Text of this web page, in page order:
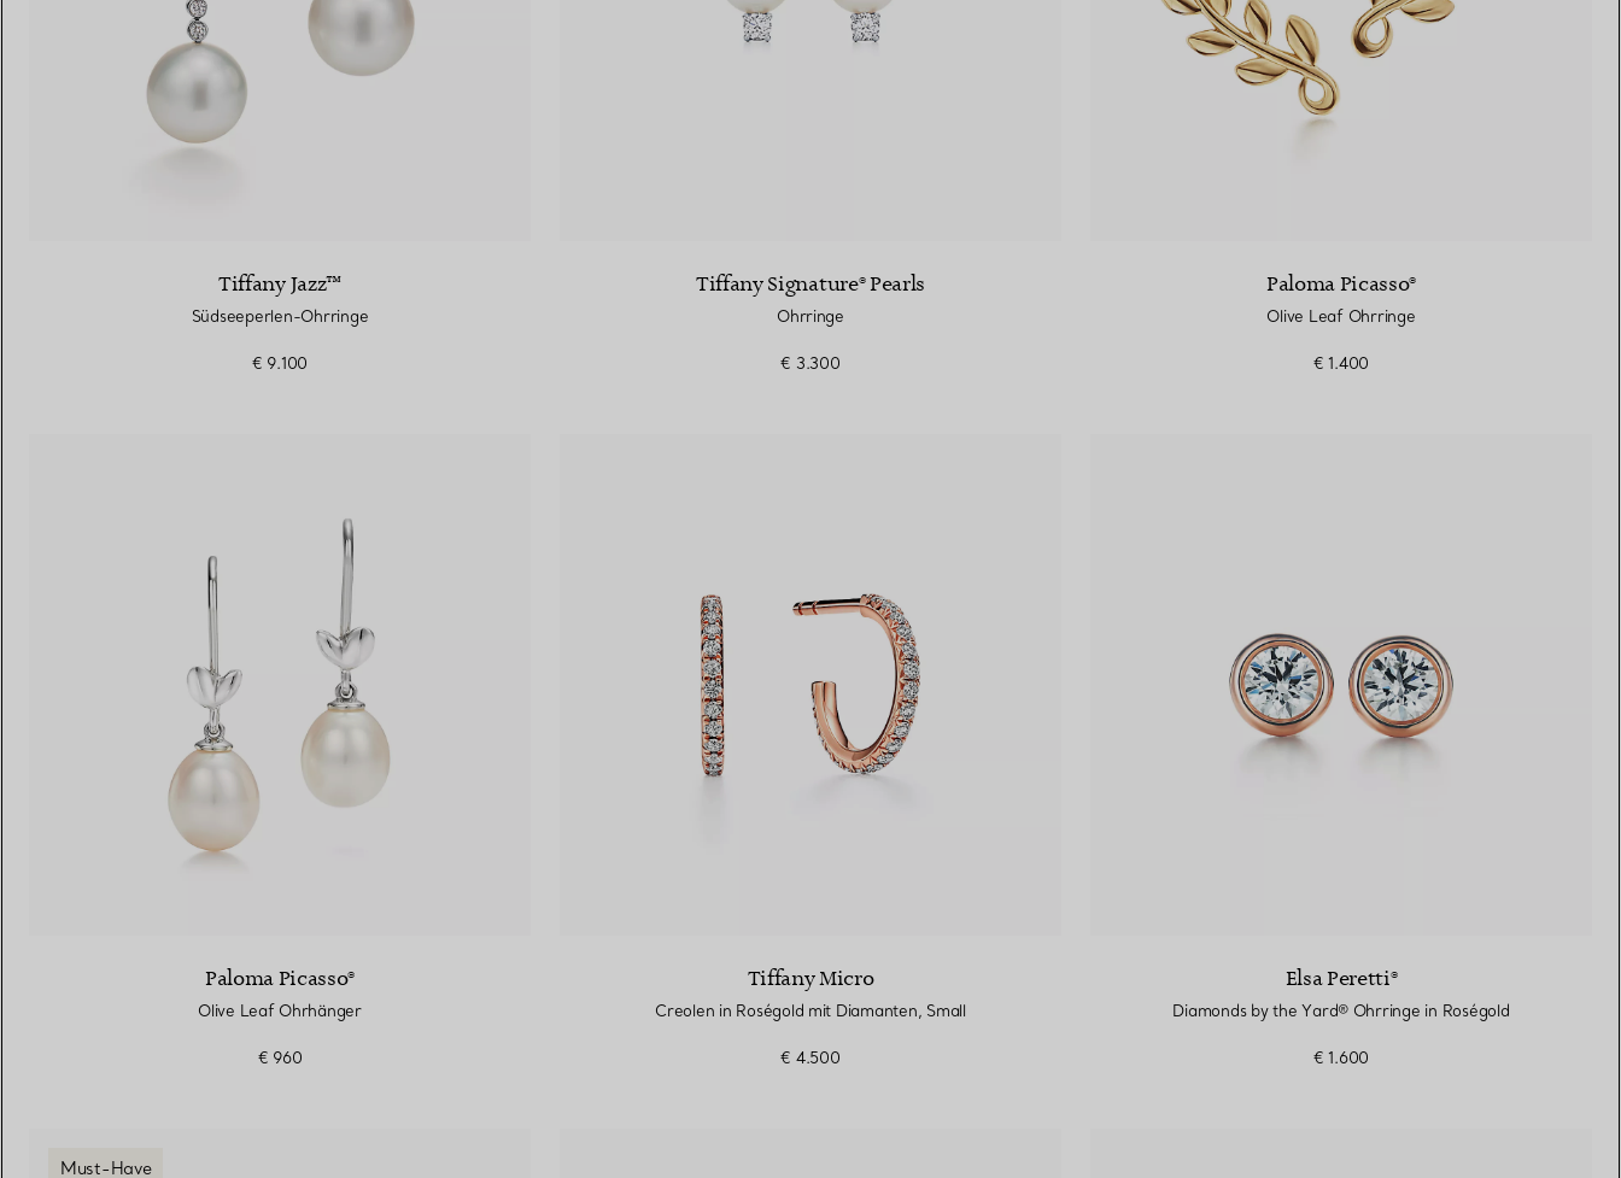
Tiffany Jazz™
Südseeperlen-Ohrringe
€ 9.100
Tiffany Signature® Pearls
Ohrringe
€ 3.300
Paloma Picasso®
Olive Leaf Ohrringe
€ 1.400
Paloma Picasso®
Olive Leaf Ohrhänger
€ 960
Tiffany Micro
Creolen in Roségold mit Diamanten, Small
€ 4.500
Elsa Peretti®
Diamonds by the Yard® Ohrringe in Roségold
€ 1.600
Must-Have